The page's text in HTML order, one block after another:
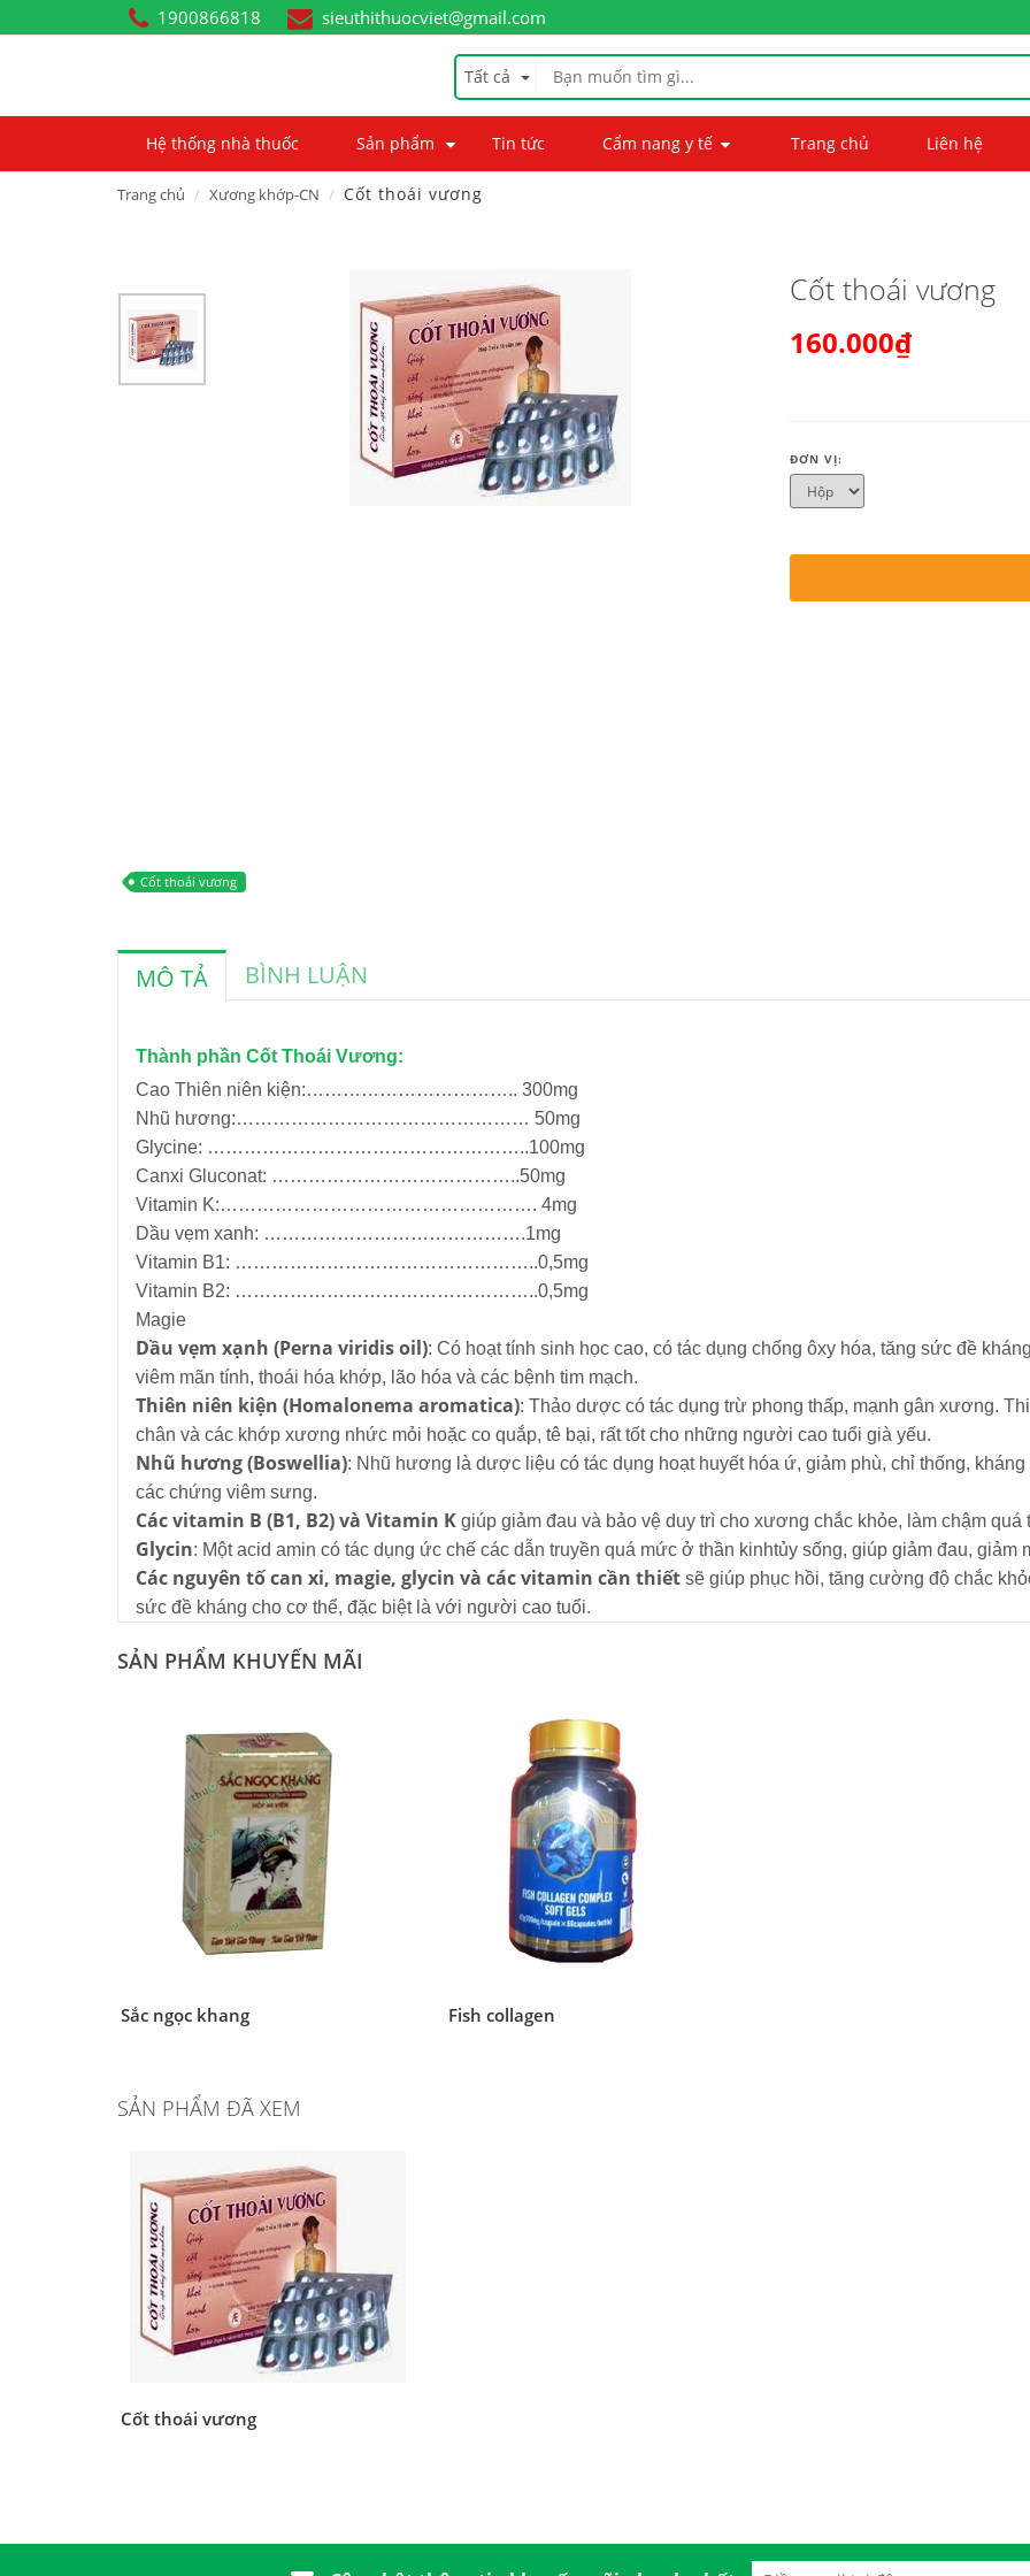
1900866818 sieuthithuocviet@gmail.com
Tất cả
Hệ thống nhà thuốc Sản phẩm Tin tức Cẩm nang y tế Trang chủ Liên hệ
Trang chủ Xương khớp-CN Cốt thoái vương
Cốt thoái vương
Cốt thoái vương
160.000₫
ĐƠN VỊ:
MÔ TẢ BÌNH LUẬN
Thành phần Cốt Thoái Vương:
Cao Thiên niên kiện:…………………………….. 300mg
Nhũ hương:………………………………………… 50mg
Glycine: ……………………………………………..100mg
Canxi Gluconat: …………………………………..50mg
Vitamin K:……………………………………………. 4mg
Dầu vẹm xanh: …………………………………….1mg
Vitamin B1: …………………………………………..0,5mg
Vitamin B2: …………………………………………..0,5mg
Magie
Dầu vẹm xạnh (Perna viridis oil): Có hoạt tính sinh học cao, có tác dụng chống ôxy hóa, tăng sức đề
viêm mãn tính, thoái hóa khớp, lão hóa và các bệnh tim mạch.
Thiên niên kiện (Homalonema aromatica): Thảo dược có tác dụng trừ phong thấp, mạnh gân xương.
chân và các khớp xương nhức mỏi hoặc co quắp, tê bại, rất tốt cho những người cao tuổi già yếu.
Nhũ hương (Boswellia): Nhũ hương là dược liệu có tác dụng hoạt huyết hóa ứ, giảm phù, chỉ thống,
các chứng viêm sưng.
Các vitamin B (B1, B2) và Vitamin K giúp giảm đau và bảo vệ duy trì cho xương chắc khỏe, làm chậm
Glycin: Một acid amin có tác dụng ức chế các dẫn truyền quá mức ở thần kinhtủy sống, giúp giảm đau, giảm
Các nguyên tố can xi, magie, glycin và các vitamin cần thiết sẽ giúp phục hồi, tăng cường độ chắc
sức đề kháng cho cơ thể, đặc biệt là với người cao tuổi.
SẢN PHẨM KHUYẾN MÃI
Sắc ngọc khang Fish collagen
SẢN PHẨM ĐÃ XEM
Cốt thoái vương